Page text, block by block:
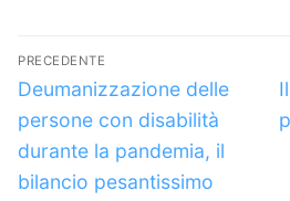
Navigazione
articoli
PRECEDENTE
Articolo
precedente:
Deumanizzazione delle
persone con disabilità
durante la pandemia, il
bilancio pesantissimo